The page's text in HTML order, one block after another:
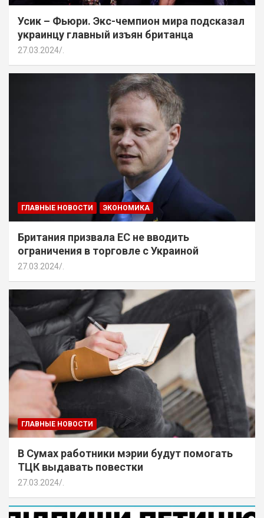
Усик – Фьюри. Экс-чемпион мира подсказал
украинцу главный изъян британца
27.03.2024 .
ГЛАВНЫЕ НОВОСТИ ЭКОНОМИКА
Британия призвала ЕС не вводить
ограничения в торговле с Украиной
27.03.2024
ГЛАВНЫЕ НОВОСТИ
В Сумах работники мэрии будут помогать
ТЦК выдавать повестки
27.03.2024